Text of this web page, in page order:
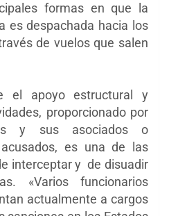
formas en que la
es despachada hacia los
de vuelos que salen
el apoyo estructural y
proporcionado por
y sus asociados o
es una de las
interceptar y de disuadir
«Varios funcionarios
actualmente a cargos